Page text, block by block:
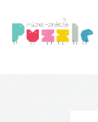
contenu
principal